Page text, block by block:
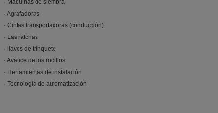
· Máquinas de siembra
· Agrafadoras
· Cintas transportadoras (conducción)
· Las ratchas
· llaves de trinquete
· Avance de los rodillos
· Herramientas de instalación
· Tecnología de automatización